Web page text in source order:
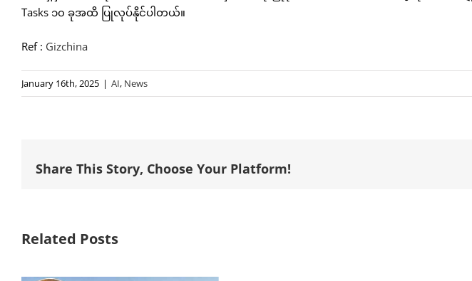
Tasks ၁၀ ခုအထိ ပြုလုပ်နိုင်ပါတယ်။
Ref : Gizchina
January 16th, 2025 | AI, News
Share This Story, Choose Your Platform!
Related Posts